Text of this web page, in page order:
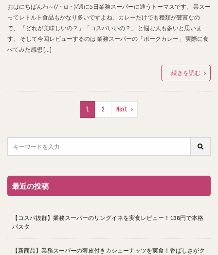
おはにちばんわ～(/・ω・)/週に5日業務スーパーに通うトーマスです。 業スー
ってレトルト食品もかなり多いですよね。カレーだけでも種類が豊富なの
で、 「どれが美味しいの？」「コスパいいの？」 と悩む人も多いと思いま
す。 そして今回レビューするのは 業務スーパーの「ポークカレー」 実際に食
べてみた感想 […]
続きを読む
1 2 Next
最近の投稿
【コスパ抜群】業務スーパーのリングイネを実食レビュー！138円で本格
パスタ
【新商品】業務スーパーの薄皮付きカシューナッツを実食！香ばしさがク